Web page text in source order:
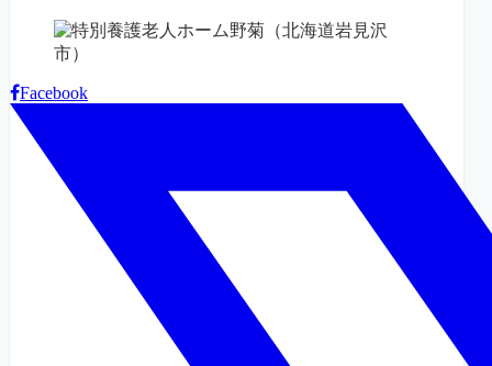
Facebook